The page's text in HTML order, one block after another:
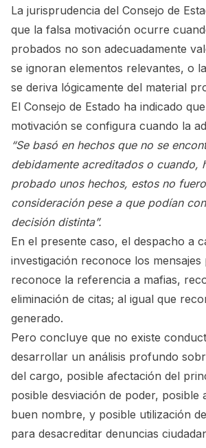
La jurisprudencia del Consejo de
que la falsa motivación ocurre
probados no son adecuadamente
se ignoran elementos relevantes, o
se deriva lógicamente del material
El Consejo de Estado ha indicado
motivación se configura cuando la
“Se basó en hechos que no se
debidamente acreditados o cuando,
probado unos hechos, estos no
consideración pese a que podían
decisión distinta”.
En el presente caso, el despacho a
investigación reconoce los mensajes
reconoce la referencia a mafias,
eliminación de citas; al igual que
generado.
Pero concluye que no existe
desarrollar un análisis profundo
del cargo, posible afectación del
posible desviación de poder, posible
buen nombre, y posible utilización
para desacreditar denuncias